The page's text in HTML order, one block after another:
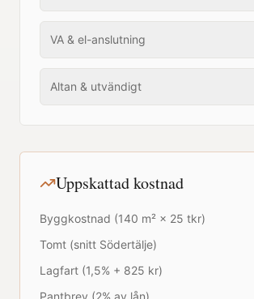
VA & el-anslutning
Altan & utvändigt
Uppskattad kostnad
Byggkostnad (140 m² × 25 tkr)
Tomt (snitt Södertälje)
Lagfart (1,5% + 825 kr)
Pantbrev (2% av lån)